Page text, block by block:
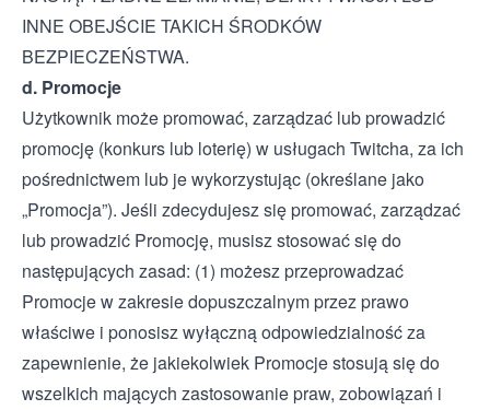
INNE OBEJŚCIE TAKICH ŚRODKÓW
BEZPIECZEŃSTWA.
d. Promocje
Użytkownik może promować, zarządzać lub prowadzić
promocję (konkurs lub loterię) w usługach Twitcha, za ich
pośrednictwem lub je wykorzystując (określane jako
„Promocja”). Jeśli zdecydujesz się promować, zarządzać
lub prowadzić Promocję, musisz stosować się do
następujących zasad: (1) możesz przeprowadzać
Promocje w zakresie dopuszczalnym przez prawo
właściwe i ponosisz wyłączną odpowiedzialność za
zapewnienie, że jakiekolwiek Promocje stosują się do
wszelkich mających zastosowanie praw, zobowiązań i